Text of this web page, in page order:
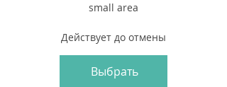
small area
Действует до отмены
Выбрать